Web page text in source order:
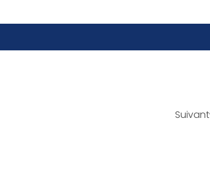
Suivant